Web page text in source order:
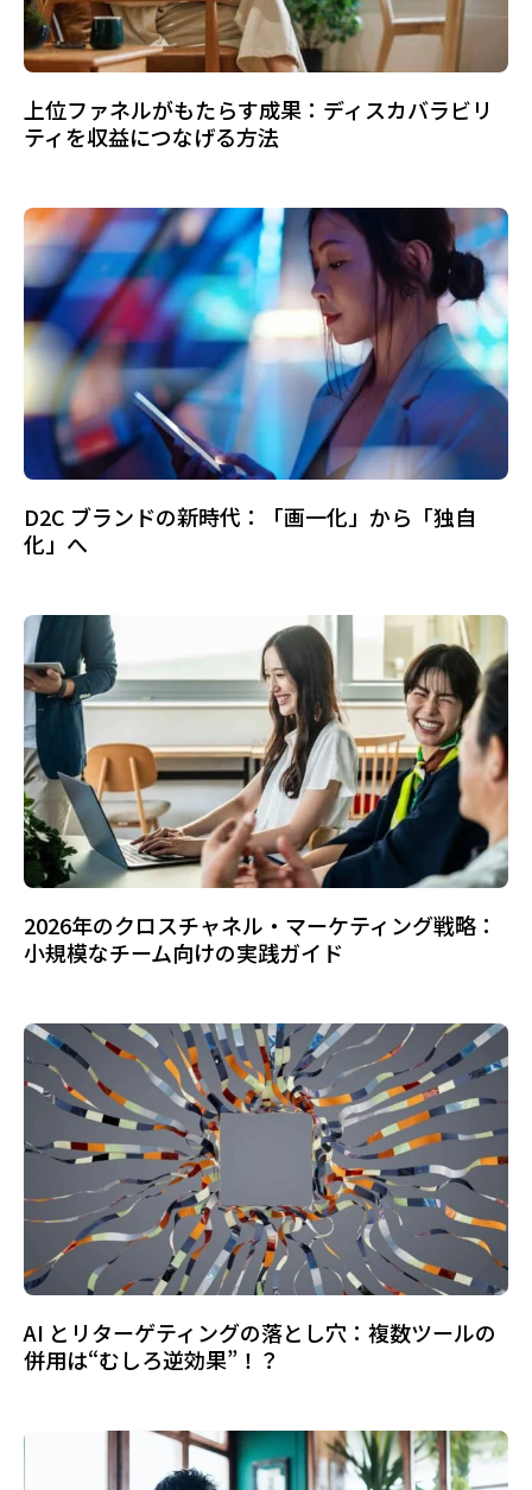
上位ファネルがもたらす成果：ディスカバラビリ
ティを収益につなげる方法
D2C ブランドの新時代：「画一化」から「独自
化」へ
2026年のクロスチャネル・マーケティング戦略：
小規模なチーム向けの実践ガイド
AI とリターゲティングの落とし穴：複数ツールの
併用は“むしろ逆効果”！？